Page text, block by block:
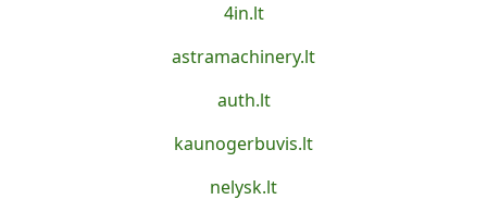
4in.lt
astramachinery.lt
auth.lt
kaunogerbuvis.lt
nelysk.lt